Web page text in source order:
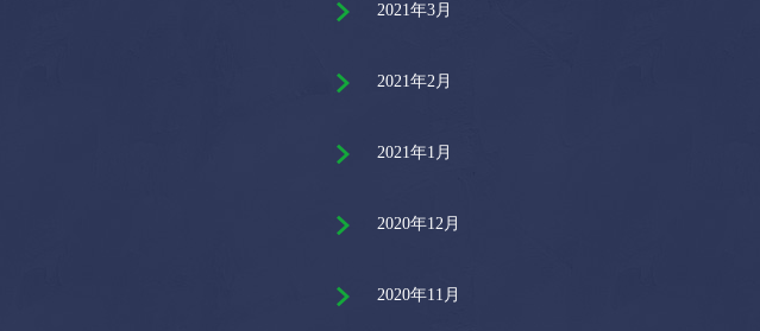
2021年3月
2021年2月
2021年1月
2020年12月
2020年11月